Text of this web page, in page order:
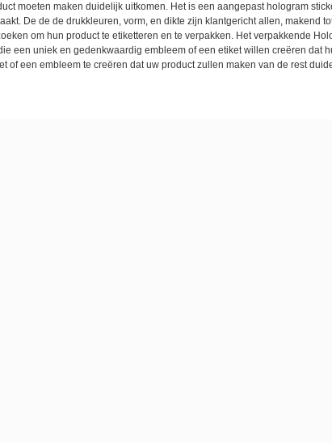
moeten maken duidelijk uitkomen. Het is een aangepast hologram
De de de drukkleuren, vorm, en dikte zijn klantgericht allen, makend
om hun product te etiketteren en te verpakken. Het verpakkende
een uniek en gedenkwaardig embleem of een etiket willen creëren dat
of een embleem te creëren dat uw product zullen maken van de rest